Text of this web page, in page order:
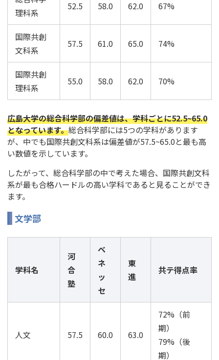
理科系
52.5 58.0 62.0 67%
国際共創
文科系
57.5 61.0 65.0 74%
国際共創
理科系
55.0 58.0 62.0 70%
広島大学の総合科学部の偏差値は、学科ごとに52.5~65.0
となっています。総合科学部には5つの学科があります
が、中でも国際共創文科系は偏差値が57.5~65.0と最も高
い数値を示しています。
したがって、総合科学部の中で考えた場合、国際共創文科
系が最も合格ハードルの高い学科であると見ることができ
ます。
文学部
学科名
河
合
塾
ベ
ネ
ッ
セ
東
進
共テ得点率
人文 57.5 60.0 63.0
72%（前
期）
79%（後
期）